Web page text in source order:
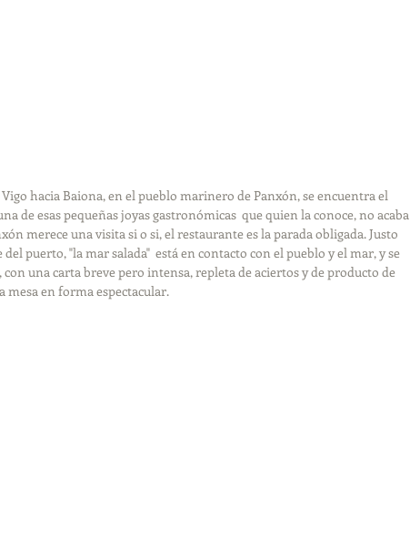
hacia Baiona, en el pueblo marinero de Panxón, se encuentra el
de esas pequeñas joyas gastronómicas  que quien la conoce, no acaba
merece una visita si o si, el restaurante es la parada obligada. Justo
puerto, "la mar salada"  está en contacto con el pueblo y el mar, y se
con una carta breve pero intensa, repleta de aciertos y de producto de
mesa en forma espectacular.